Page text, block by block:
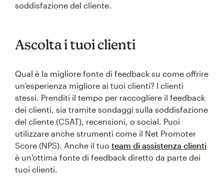
soddisfazione del cliente.
Ascolta i tuoi clienti
Qual è la migliore fonte di feedback su come offrire
un'esperienza migliore ai tuoi clienti? I clienti
stessi. Prenditi il tempo per raccogliere il feedback
dei clienti, sia tramite sondaggi sulla soddisfazione
del cliente (CSAT), recensioni, o social. Puoi
utilizzare anche strumenti come il Net Promoter
Score (NPS). Anche il tuo team di assistenza clienti
è un'ottima fonte di feedback diretto da parte dei
tuoi clienti.